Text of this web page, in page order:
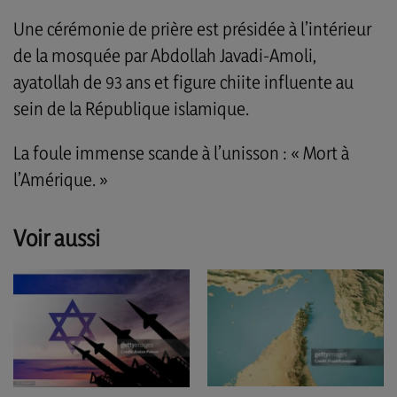
Une cérémonie de prière est présidée à l’intérieur
de la mosquée par Abdollah Javadi-Amoli,
ayatollah de 93 ans et figure chiite influente au
sein de la République islamique.
La foule immense scande à l’unisson : « Mort à
l’Amérique. »
Voir aussi